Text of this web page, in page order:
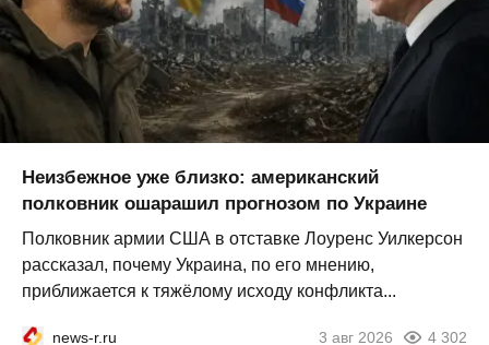
Неизбежное уже близко: американский
полковник ошарашил прогнозом по Украине
Полковник армии США в отставке Лоуренс Уилкерсон
рассказал, почему Украина, по его мнению,
приближается к тяжёлому исходу конфликта...
news-r.ru 3 авг 2026 4 302